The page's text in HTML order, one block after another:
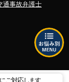
ご対応します
通事故弁護士